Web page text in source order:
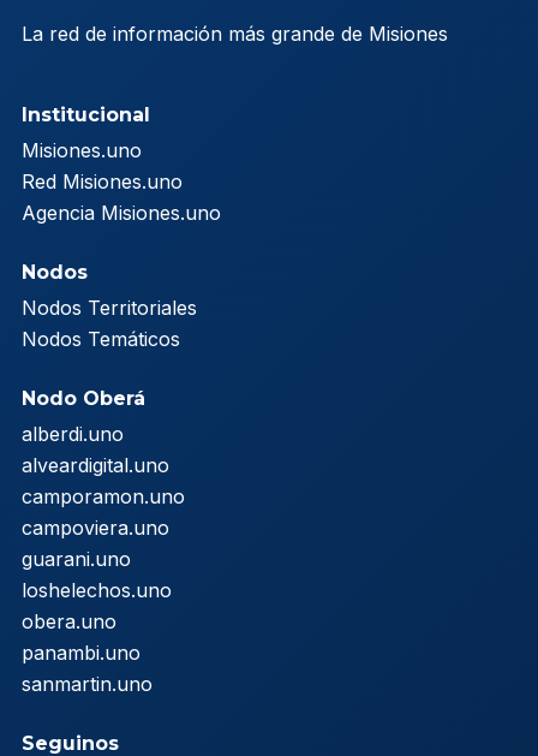
La red de información más grande de Misiones
Institucional
Misiones.uno
Red Misiones.uno
Agencia Misiones.uno
Nodos
Nodos Territoriales
Nodos Temáticos
Nodo Oberá
alberdi.uno
alveardigital.uno
camporamon.uno
campoviera.uno
guarani.uno
loshelechos.uno
obera.uno
panambi.uno
sanmartin.uno
Seguinos